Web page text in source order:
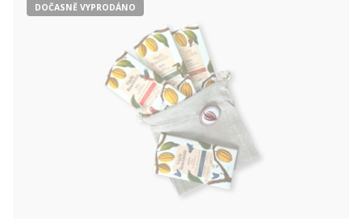
DOČASNĚ VYPRODÁNO